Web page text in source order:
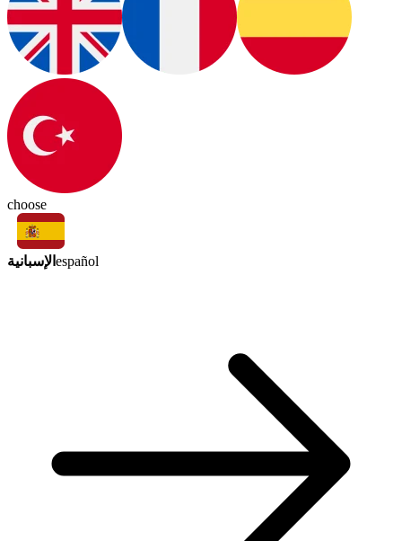
choose
الإسبانية español